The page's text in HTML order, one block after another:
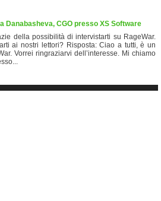
Danabasheva, CGO presso XS Software
della possibilità di intervistarti su RageWar.
ai nostri lettori? Risposta: Ciao a tutti, è un
Vorrei ringraziarvi dell’interesse. Mi chiamo